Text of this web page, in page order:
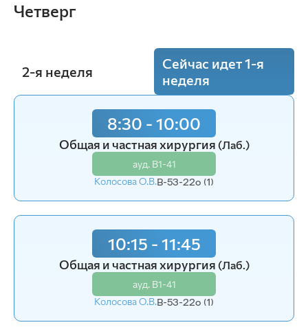
Чуев Н.А.
Четверг
2-я неделя
Сейчас идет 1-я
неделя
8:30 - 10:00
Общая и частная хирургия (Лаб.)
ауд. В1-41
Колосова О.В.В-53-22o (1)
10:15 - 11:45
Общая и частная хирургия (Лаб.)
ауд. В1-41
Колосова О.В.В-53-22o (1)
8:30 - 10:00
Общая и частная хирургия(Лаб.)
ауд. В1-41
Колосова О.В.В-53-22o (2)
10:15 - 11:45
Общая и частная хирургия(Лаб.)
ауд. В1-41
Колосова О.В.В-53-22o (2)